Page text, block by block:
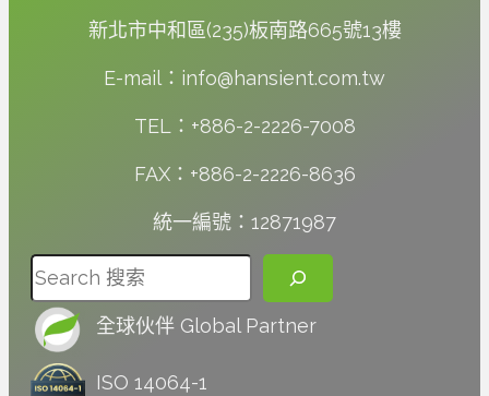
新北市中和區(235)板南路665號13樓
E-mail：info@hansient.com.tw
TEL：+886-2-2226-7008
FAX：+886-2-2226-8636
統一編號：12871987
全球伙伴 Global Partner
ISO 14064-1